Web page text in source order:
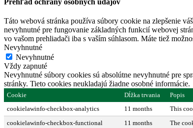
Prehľad ochrany osobných údajov
Táto webová stránka používa súbory cookie na zlepšenie
nevyhnutné pre fungovanie základných funkcií webovej
vo vašom prehliadači iba s vaším súhlasom. Máte tiež
Nevyhnutné
Nevyhnutné
Vždy zapnuté
Nevyhnutné súbory cookies sú absolútne nevyhnutné pre
stránky. Tieto cookies neukladajú žiadne osobné informácie.
Cookie Dĺžka trvania
Popis
cookielawinfo-checkbox-analytics
11 months
This
cookielawinfo-checkbox-functional
11 months The